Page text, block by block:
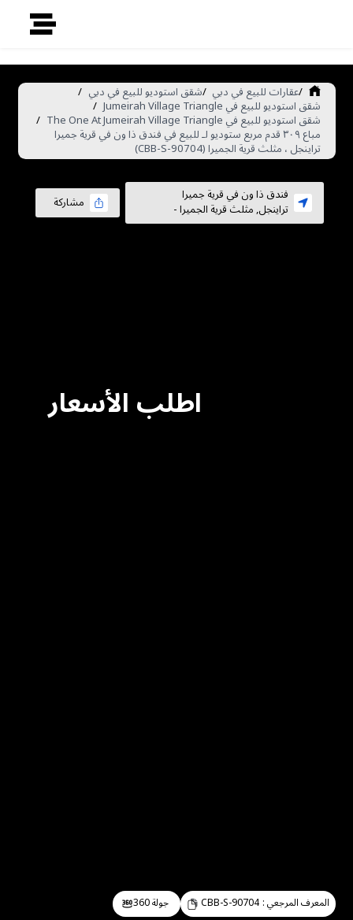
/عقارات للبيع في دبي /شقق استوديو للبيع في دبي /
شقق استوديو للبيع في Jumeirah Village Triangle /
شقق استوديو للبيع في The One At Jumeirah Village Triangle /
مباع ٣٠٩ قدم مربع ستوديو لـ للبيع في فندق ذا ون في قرية جميرا
تراينجل ، مثلث قرية الجميرا (CBB-S-90704)
فندق ذا ون في قرية جميرا
تراينجل,مثلث قرية الجميرا- مشاركة
اطلب الأسعار
المعرف المرجعي : CBB-S-90704 جولة 360